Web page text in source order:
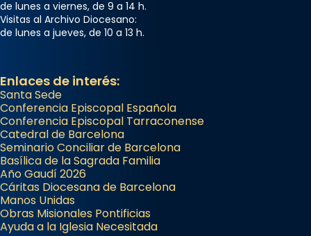
de lunes a viernes, de 9 a 14 h.
Visitas al Archivo Diocesano:
de lunes a jueves, de 10 a 13 h.
Enlaces de interés:
Santa Sede
Conferencia Episcopal Española
Conferencia Episcopal Tarraconense
Catedral de Barcelona
Seminario Conciliar de Barcelona
Basílica de la Sagrada Familia
Año Gaudí 2026
Cáritas Diocesana de Barcelona
Manos Unidas
Obras Misionales Pontificias
Ayuda a la Iglesia Necesitada